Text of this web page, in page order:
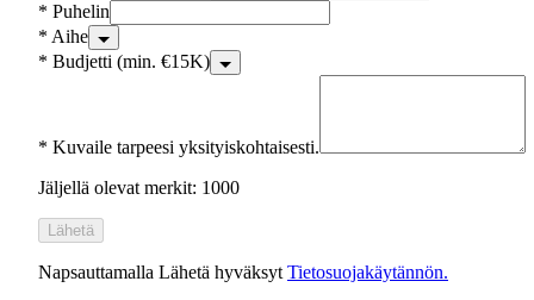
* Puhelin
* Aihe
* Budjetti (min. €15K)
* Kuvaile tarpeesi yksityiskohtaisesti.
Jäljellä olevat merkit: 1000
Lähetä
Napsauttamalla Lähetä hyväksyt Tietosuojakäytännön.